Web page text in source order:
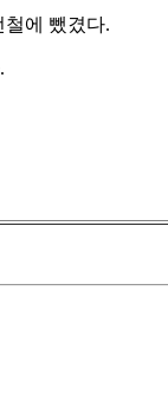
에 뺐겼다.